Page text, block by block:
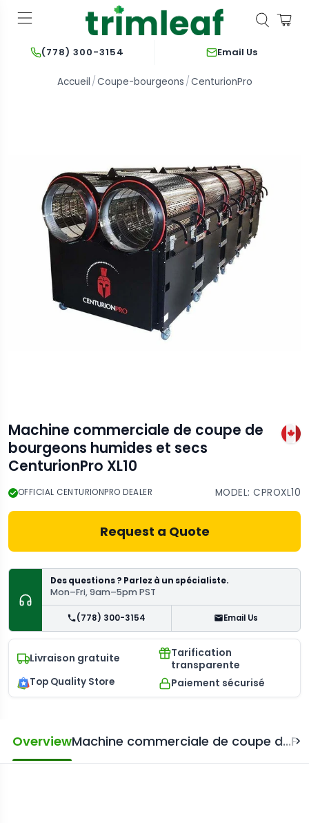
(778) 300-3154 Email Us
Accueil Coupe-bourgeons CenturionPro
Machine commerciale de coupe de
bourgeons humides et secs
CenturionPro XL10
OFFICIAL CENTURIONPRO DEALER MODEL: CPROXL10
Request a Quote
Des questions ? Parlez à un spécialiste.
Mon–Fri, 9am–5pm PST
(778) 300-3154 Email Us
Livraison gratuite
Tarification
transparente
Top Quality Store Paiement sécurisé
OverviewMachine commerciale de coupe d...